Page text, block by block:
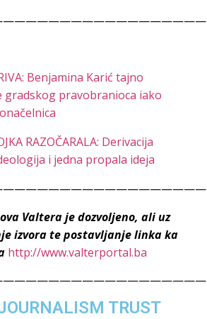
Benjamina Karić tajno
gradskog pravobranioca iako
RAZOČARALA: Derivacija
i jedna propala ideja
Valtera je dozvoljeno, ali uz
izvora te postavljanje linka ka
http://www.valterportal.ba
TRUST